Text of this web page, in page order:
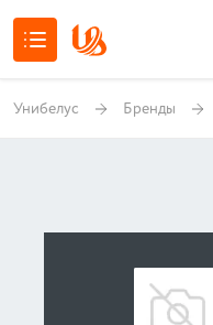
Унибелус Бренды